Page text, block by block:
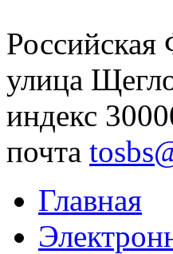
Российская
улица
индекс
почта
Главная